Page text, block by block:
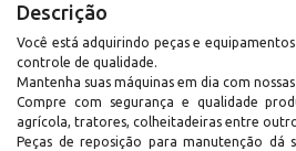
Descrição
Você está adquirindo peças e
controle de qualidade.
Mantenha suas máquinas em dia com
Compre com segurança e qualidade
agrícola, tratores, colheitadeiras entre
Peças de reposição para manutenção dá